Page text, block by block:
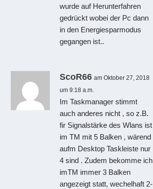
wurde auf Herunterfahren
gedrückt wobei der Pc dann
in den Energiesparmodus
gegangen ist..
ScoR66 am Oktober 27, 2018
um 9:18 a.m.
Im Taskmanager stimmt
auch anderes nicht , so z.B.
fir Signalstärke des Wlans ist
im TM mit 5 Balken , wärend
aufm Desktop Taskleiste nur
4 sind . Zudem bekomme ich
imTM immer 3 Balken
angezeigt statt, wechelhaft 2-